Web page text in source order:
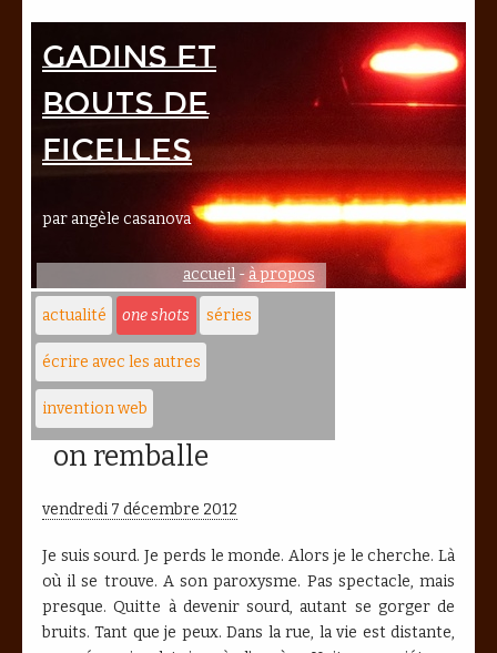
Gadins et
bouts de
ficelles
par angèle casanova
accueil-à propos
actualité one shots séries
écrire avec les autres
invention web
on remballe
vendredi 7 décembre 2012
Je suis sourd. Je perds le monde. Alors je le cherche. Là
où il se trouve. A son paroxysme. Pas spectacle, mais
presque. Quitte à devenir sourd, autant se gorger de
bruits. Tant que je peux. Dans la rue, la vie est distante,